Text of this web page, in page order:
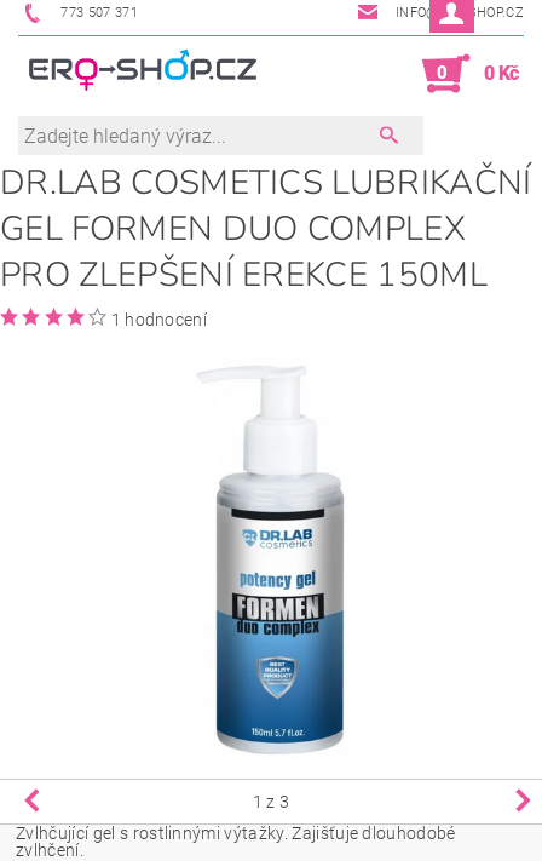
773 507 371 INFO@ERO-SHOP.CZ
0 0 Kč
DR.LAB COSMETICS LUBRIKAČNÍ
GEL FORMEN DUO COMPLEX
PRO ZLEPŠENÍ EREKCE 150ML
1 hodnocení
1 z 3
Zvlhčující gel s rostlinnými výtažky. Zajišťuje dlouhodobé
zvlhčení.